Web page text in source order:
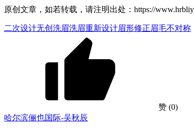
原创文章，如若转载，请注明出处：https://
二次设计无创洗眉洗眉重新设计眉形修正眉毛不对称
赞 (0)
哈尔滨俪也国际-吴秋辰